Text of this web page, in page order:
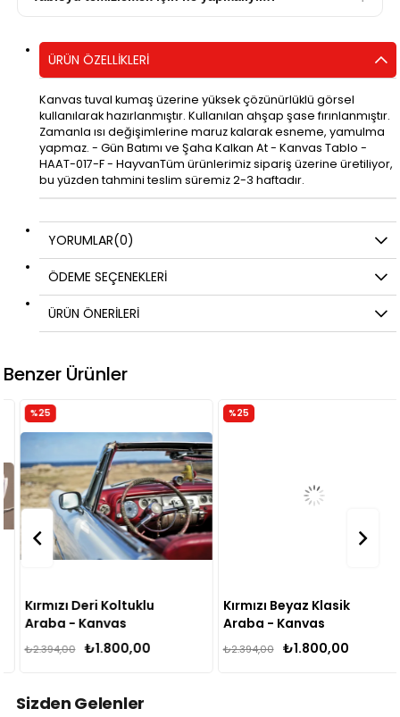
ÜRÜN ÖZELLIKLERI
Kanvas tuval kumaş üzerine yüksek çözünürlüklü görsel
kullanılarak hazırlanmıştır. Kullanılan ahşap şase fırınlanmıştır.
Zamanla ısı değişimlerine maruz kalarak esneme, yamulma
yapmaz. - Gün Batımı ve Şaha Kalkan At - Kanvas Tablo -
HAAT-017-F - HayvanTüm ürünlerimiz sipariş üzerine üretiliyor,
bu yüzden tahmini teslim süremiz 2-3 haftadır.
YORUMLAR(0)
ÖDEME SEÇENEKLERI
ÜRÜN ÖNERILERI
Benzer Ürünler
Kırmızı Deri Koltuklu
Araba - Kanvas
₺1.800,00
₺2.394,00
%25
Kırmızı Beyaz Klasik
Araba - Kanvas
₺1.800,00
₺2.394,00
%25
Sizden Gelenler